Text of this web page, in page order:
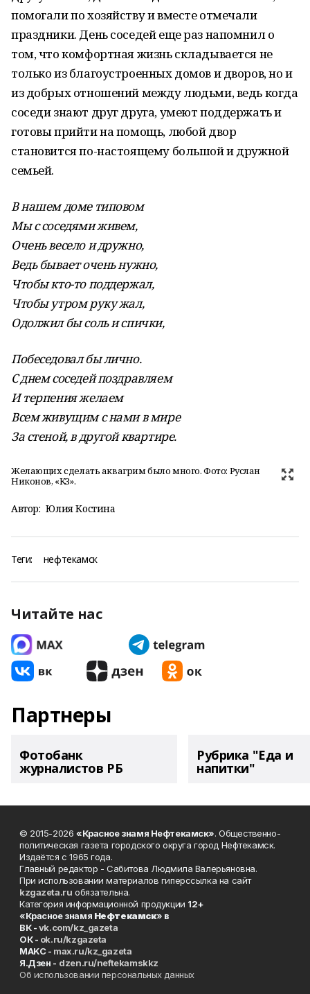
помогали по хозяйству и вместе отмечали
праздники. День соседей еще раз напомнил о
том, что комфортная жизнь складывается не
только из благоустроенных домов и дворов, но и
из добрых отношений между людьми, ведь когда
соседи знают друг друга, умеют поддержать и
готовы прийти на помощь, любой двор
становится по-настоящему большой и дружной
семьей.
В нашем доме типовом
Мы с соседями живем,
Очень весело и дружно,
Ведь бывает очень нужно,
Чтобы кто-то поддержал,
Чтобы утром руку жал,
Одолжил бы соль и спички,
Побеседовал бы лично.
С днем соседей поздравляем
И терпения желаем
Всем живущим с нами в мире
За стеной, в другой квартире.
Желающих сделать аквагрим было много. Фото: Руслан
Никонов, «КЗ».
Автор: Юлия Костина
Теги: нефтекамск
Читайте нас
Партнеры
Фотобанк
журналистов РБ
Рубрика "Еда и
напитки"
© 2015-2026 «Красное знамя Нефтекамск». Общественно-
политическая газета городского округа город Нефтекамск.
Издаётся с 1965 года.
Главный редактор - Сабитова Людмила Валерьяновна.
При использовании материалов гиперссылка на сайт
kzgazeta.ru обязательна.
Категория информационной продукции 12+
«Красное знамя Нефтекамск» в
ВК -vk.com/kz_gazeta
ОК - ok.ru/kzgazeta
MAKC - max.ru/kz_gazeta
Я.Дзен - dzen.ru/neftekamskkz
Об использовании персональных данных